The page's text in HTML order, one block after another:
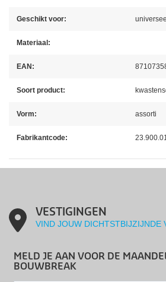
Geschikt voor: universeel
Materiaal:
EAN:
Soort product:
Vorm: assorti
Fabrikantcode:
VESTIGINGEN
VIND JOUW DICHTSTBIJZIJNDE
MELD JE AAN VOOR DE
BOUWBREAK